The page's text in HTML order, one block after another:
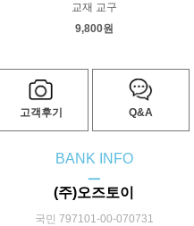
교재 교구
9,800원
고객후기 Q&A
BANK INFO
ㅡ
(주)오즈토이
국민 797101-00-070731